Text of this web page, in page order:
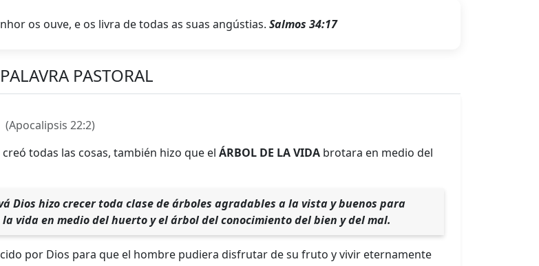
os ouve, e os livra de todas as suas angústias. Salmos 34:17
PALAVRA PASTORAL
(Apocalipsis 22:2)
todas las cosas, también hizo que el ÁRBOL DE LA VIDA brotara en medio del
Dios hizo crecer toda clase de árboles agradables a la vista y buenos para
vida en medio del huerto y el árbol del conocimiento del bien y del mal.
por Dios para que el hombre pudiera disfrutar de su fruto y vivir eternamente